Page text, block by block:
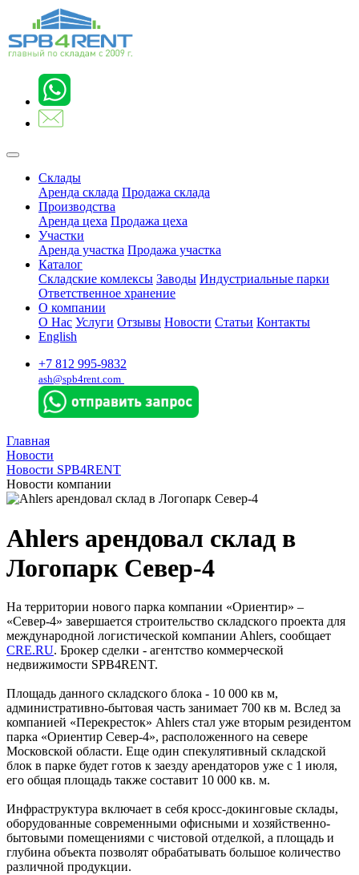
Склады
Аренда склада Продажа склада
Производства
Аренда цеха Продажа цеха
Участки
Аренда участка Продажа участка
Каталог
Складские комлексы Заводы Индустриальные парки
Ответственное хранение
О компании
О Нас Услуги Отзывы Новости Статьи Контакты
English
+7 812 995-9832
ash@spb4rent.com
Главная
Новости
Новости SPB4RENT
Новости компании
Ahlers арендовал склад в
Логопарк Север-4
На территории нового парка компании «Ориентир» –
«Север-4» завершается строительство складского проекта для
международной логистической компании Ahlers, сообщает
CRE.RU. Брокер сделки - агентство коммерческой
недвижимости SPB4RENT.
Площадь данного складского блока - 10 000 кв м,
административно-бытовая часть занимает 700 кв м. Вслед за
компанией «Перекресток» Ahlers стал уже вторым резидентом
парка «Ориентир Север-4», расположенного на севере
Московской области. Еще один спекулятивный складской
блок в парке будет готов к заезду арендаторов уже с 1 июля,
его общая площадь также составит 10 000 кв. м.
Инфраструктура включает в себя кросс-докинговые склады,
оборудованные современными офисными и хозяйственно-
бытовыми помещениями с чистовой отделкой, а площадь и
глубина объекта позволят обрабатывать большое количество
различной продукции.